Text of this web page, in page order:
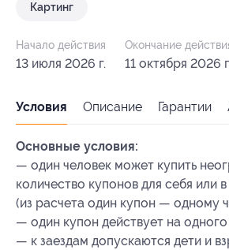
Картинг
Начало действия
13 июля 2026 г.
Окончание
11 октября 2026
Условия Описание Гарантии
Основные условия:
— один человек может купить
количество купонов для себя или
(из расчета один купон — одному
— один купон действует на одного
— к заездам допускаются дети и